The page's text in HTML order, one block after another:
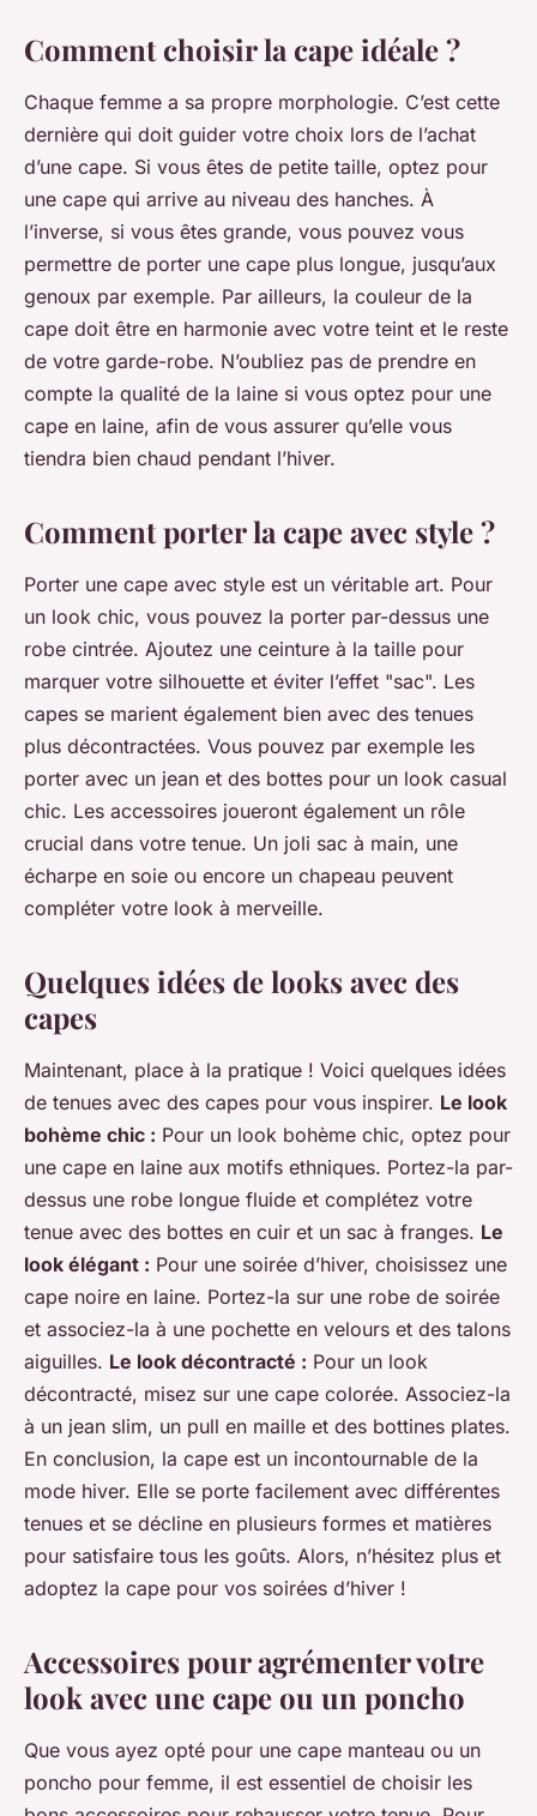
Comment choisir la cape idéale ?
Chaque femme a sa propre morphologie. C’est cette
dernière qui doit guider votre choix lors de l’achat
d’une cape. Si vous êtes de petite taille, optez pour
une cape qui arrive au niveau des hanches. À
l’inverse, si vous êtes grande, vous pouvez vous
permettre de porter une cape plus longue, jusqu’aux
genoux par exemple. Par ailleurs, la couleur de la
cape doit être en harmonie avec votre teint et le reste
de votre garde-robe. N’oubliez pas de prendre en
compte la qualité de la laine si vous optez pour une
cape en laine, afin de vous assurer qu’elle vous
tiendra bien chaud pendant l’hiver.
Comment porter la cape avec style ?
Porter une cape avec style est un véritable art. Pour
un look chic, vous pouvez la porter par-dessus une
robe cintrée. Ajoutez une ceinture à la taille pour
marquer votre silhouette et éviter l’effet "sac". Les
capes se marient également bien avec des tenues
plus décontractées. Vous pouvez par exemple les
porter avec un jean et des bottes pour un look casual
chic. Les accessoires joueront également un rôle
crucial dans votre tenue. Un joli sac à main, une
écharpe en soie ou encore un chapeau peuvent
compléter votre look à merveille.
Quelques idées de looks avec des
capes
Maintenant, place à la pratique ! Voici quelques idées
de tenues avec des capes pour vous inspirer. Le look
bohème chic : Pour un look bohème chic, optez pour
une cape en laine aux motifs ethniques. Portez-la par-
dessus une robe longue fluide et complétez votre
tenue avec des bottes en cuir et un sac à franges. Le
look élégant : Pour une soirée d’hiver, choisissez une
cape noire en laine. Portez-la sur une robe de soirée
et associez-la à une pochette en velours et des talons
aiguilles. Le look décontracté : Pour un look
décontracté, misez sur une cape colorée. Associez-la
à un jean slim, un pull en maille et des bottines plates.
En conclusion, la cape est un incontournable de la
mode hiver. Elle se porte facilement avec différentes
tenues et se décline en plusieurs formes et matières
pour satisfaire tous les goûts. Alors, n’hésitez plus et
adoptez la cape pour vos soirées d’hiver !
Accessoires pour agrémenter votre
look avec une cape ou un poncho
Que vous ayez opté pour une cape manteau ou un
poncho pour femme, il est essentiel de choisir les